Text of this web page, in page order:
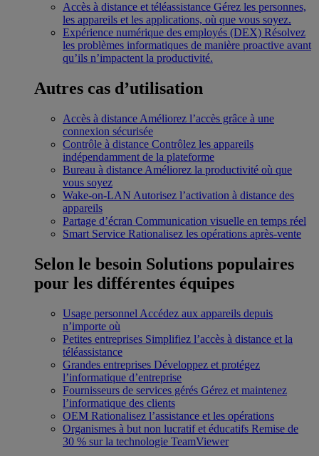
Accès à distance et téléassistance Gérez les personnes,
les appareils et les applications, où que vous soyez.
Expérience numérique des employés (DEX) Résolvez
les problèmes informatiques de manière proactive avant
qu’ils n’impactent la productivité.
Autres cas d’utilisation
Accès à distance Améliorez l’accès grâce à une
connexion sécurisée
Contrôle à distance Contrôlez les appareils
indépendamment de la plateforme
Bureau à distance Améliorez la productivité où que
vous soyez
Wake-on-LAN Autorisez l’activation à distance des
appareils
Partage d’écran Communication visuelle en temps réel
Smart Service Rationalisez les opérations après-vente
Selon le besoin Solutions populaires
pour les différentes équipes
Usage personnel Accédez aux appareils depuis
n’importe où
Petites entreprises Simplifiez l’accès à distance et la
téléassistance
Grandes entreprises Développez et protégez
l’informatique d’entreprise
Fournisseurs de services gérés Gérez et maintenez
l’informatique des clients
OEM Rationalisez l’assistance et les opérations
Organismes à but non lucratif et éducatifs Remise de
30 % sur la technologie TeamViewer